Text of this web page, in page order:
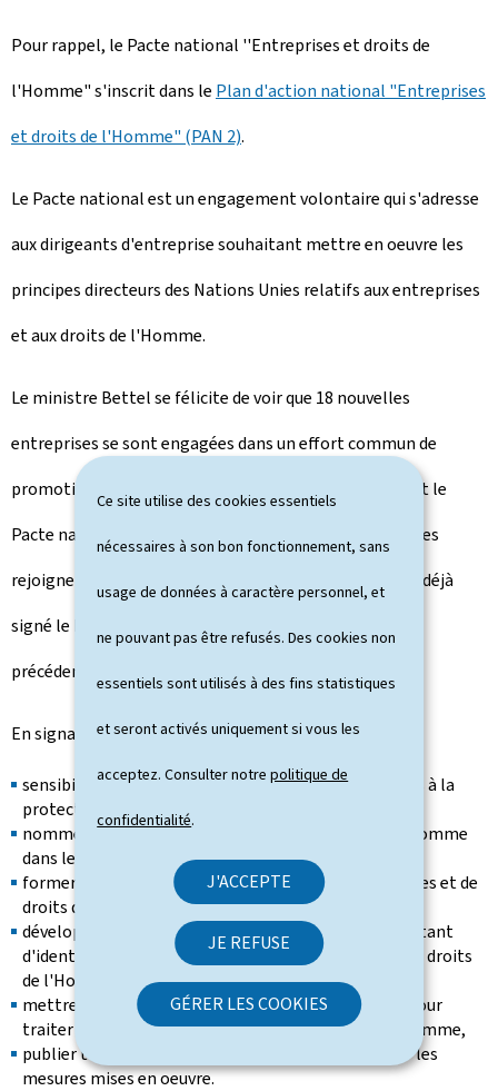
Ce site utilise des cookies essentiels
nécessaires à son bon fonctionnement, sans
usage de données à caractère personnel, et
ne pouvant pas être refusés. Des cookies non
essentiels sont utilisés à des fins statistiques
et seront activés uniquement si vous les
acceptez. Consulter notrepolitique de
confidentialité.
J'ACCEPTE
JE REFUSE
GÉRER LES COOKIES
Pour rappel, le Pacte national ''Entreprises et droits de
l'Homme" s'inscrit dans le Plan d'action national "Entreprises
et droits de l'Homme" (PAN 2).
Le Pacte national est un engagement volontaire qui s'adresse
aux dirigeants d'entreprise souhaitant mettre en oeuvre les
principes directeurs des Nations Unies relatifs aux entreprises
et aux droits de l'Homme.
Le ministre Bettel se félicite de voir que 18 nouvelles
entreprises se sont engagées dans un effort commun de
promotion et de respect des droits humains en signant le
Pacte national "Entreprises et droits de l'Homme". Elles
rejoignent la communauté des signataires qui avaient déjà
signé le Pacte lors des quatre séances de signature
précédentes.
En signant le Pacte, les entreprises s'engagent à:
sensibiliser leur personnel et leurs parties prenantes à la
protection des droits de l'Homme en entreprise,
nommer une personne responsable des droits de l'Homme
dans leur organisation,
former les salariés concernés en matière d'entreprises et de
droits de l'Homme,
développer des instruments de gouvernance permettant
d'identifier les risques et de prévenir les violations de droits
de l'Homme,
mettre en oeuvre une ou plusieurs voies de recours pour
traiter les cas signalés de violations de droits de l'Homme,
publier tous les deux ans un rapport standardisé sur les
mesures mises en oeuvre.